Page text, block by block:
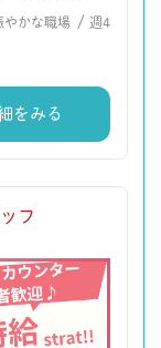
やかな職場 / 週4
をみる
フ